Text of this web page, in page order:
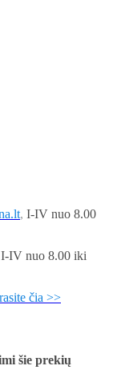
, I-IV nuo 8.00
IV nuo 8.00 iki
rasite čia >>
šie prekių